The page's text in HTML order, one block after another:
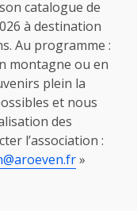
catalogue de
à destination
Au programme :
montagne ou en
plein la
et nous
des
l’association :
»